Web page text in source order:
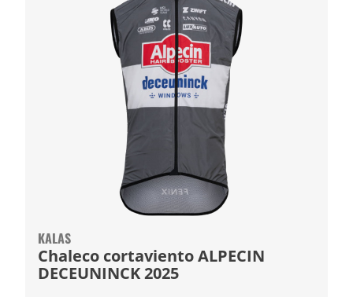
KALAS
Chaleco cortaviento ALPECIN
DECEUNINCK 2025